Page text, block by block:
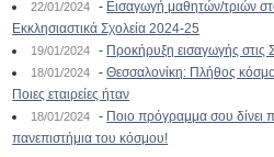
22/01/2024 - Εισαγωγή μαθητών/τριών
Εκκλησιαστικά Σχολεία 2024-25
19/01/2024 - Προκήρυξη εισαγωγής στις
18/01/2024 -Θεσσαλονίκη: Πλήθος
Ποιες εταιρείες ήταν
18/01/2024 - Ποιο πρόγραμμα σου δίνει
πανεπιστήμια του κόσμου!